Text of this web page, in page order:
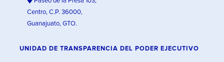
Centro, C.P. 36000,
Guanajuato, GTO.
UNIDAD DE TRANSPARENCIA DEL PODER EJECUTIVO